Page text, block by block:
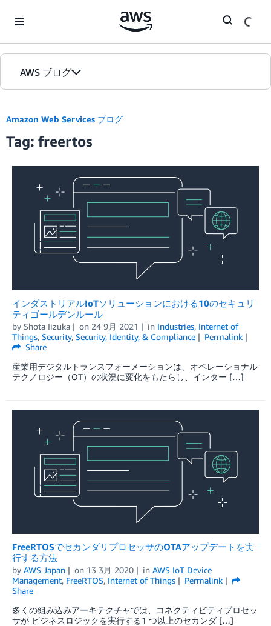
AWS ブログ
カテゴリ
エディション
Amazon Web Services ブログ
Tag: freertos
インダストリアルIoTソリューションにおける10のセキュリ
ティゴールデンルール
by Shota Iizuka on 24 9月 2021 in Industries, Internet of
Things, Security, Security, Identity, & Compliance
Permalink
Share
産業用デジタルトランスフォーメーションは、オペレーショナル
テクノロジー（OT）の状況に変化をもたらし、インター […]
FreeRTOSでセカンダリプロセッサのOTAアップデートを実
行する方法
by AWS Japan on 13 3月 2020 in AWS IoT Device
Management, FreeRTOS, Internet of Things
Permalink
Share
多くの組み込みアーキテクチャでは、コネクティビティプロセッ
サが ビジネスロジックを実行する1 つ以上のセカンダ […]